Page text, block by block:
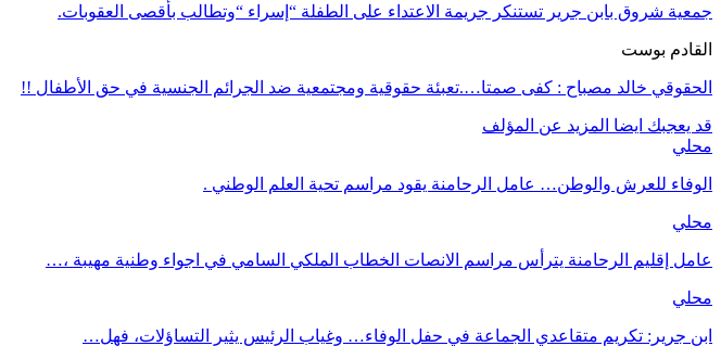
جمعية شروق بابن جرير تستنكر جريمة الاعتداء على الطفلة “إسراء “وتطالب بأقصى العقوبات.
القادم بوست
الحقوقي خالد مصباح : كفى صمتا….تعبئة حقوقية ومجتمعية ضد الجرائم الجنسية في حق الأطفال !!
قد يعجبك ايضا المزيد عن المؤلف
محلي
الوفاء للعرش والوطن… عامل الرحامنة يقود مراسم تحية العلم الوطني .
محلي
عامل إقليم الرحامنة يترأس مراسم الانصات الخطاب الملكي السامي في اجواء وطنية مهيبة ،…
محلي
ابن جرير: تكريم متقاعدي الجماعة في حفل الوفاء… وغياب الرئيس يثير التساؤلات، فهل…